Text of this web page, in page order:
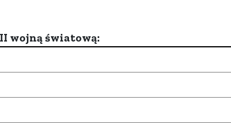
wojną światową: